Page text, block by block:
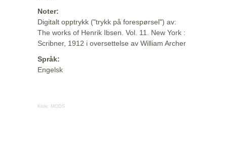
Noter:
Digitalt opptrykk ("trykk på forespørsel") av:
The works of Henrik Ibsen. Vol. 11. New York :
Scribner, 1912 i oversettelse av William Archer
Språk:
Engelsk
Kilde: MODS